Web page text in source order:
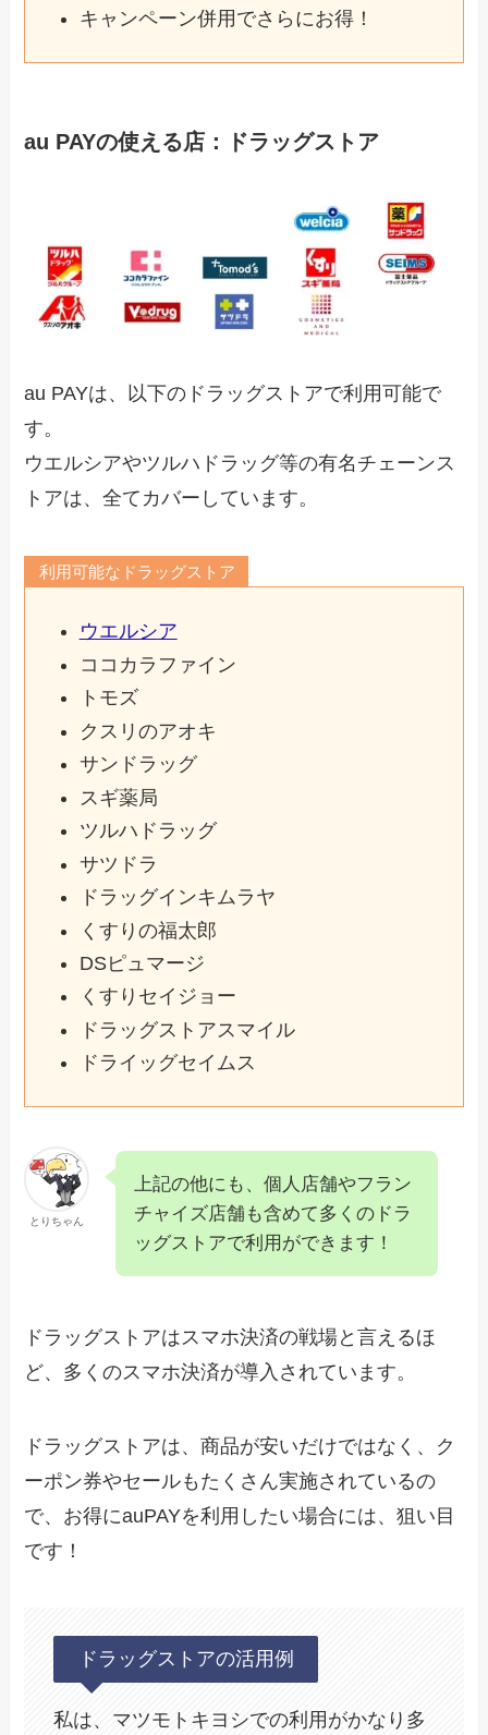
キャンペーン併用でさらにお得！
au PAYの使える店：ドラッグストア
au PAYは、以下のドラッグストアで利用可能で
す。
ウエルシアやツルハドラッグ等の有名チェーンス
トアは、全てカバーしています。
利用可能なドラッグストア
ウエルシア
ココカラファイン
トモズ
クスリのアオキ
サンドラッグ
スギ薬局
ツルハドラッグ
サツドラ
ドラッグインキムラヤ
くすりの福太郎
DSピュマージ
くすりセイジョー
ドラッグストアスマイル
ドライッグセイムス
とりちゃん
上記の他にも、個人店舗やフラン
チャイズ店舗も含めて多くのドラ
ッグストアで利用ができます！
ドラッグストアはスマホ決済の戦場と言えるほ
ど、多くのスマホ決済が導入されています。
ドラッグストアは、商品が安いだけではなく、ク
ーポン券やセールもたくさん実施されているの
で、お得にauPAYを利用したい場合には、狙い目
です！
ドラッグストアの活用例
私は、マツモトキヨシでの利用がかなり多